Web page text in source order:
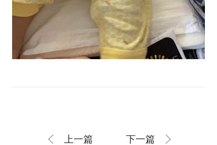
上一篇 下一篇